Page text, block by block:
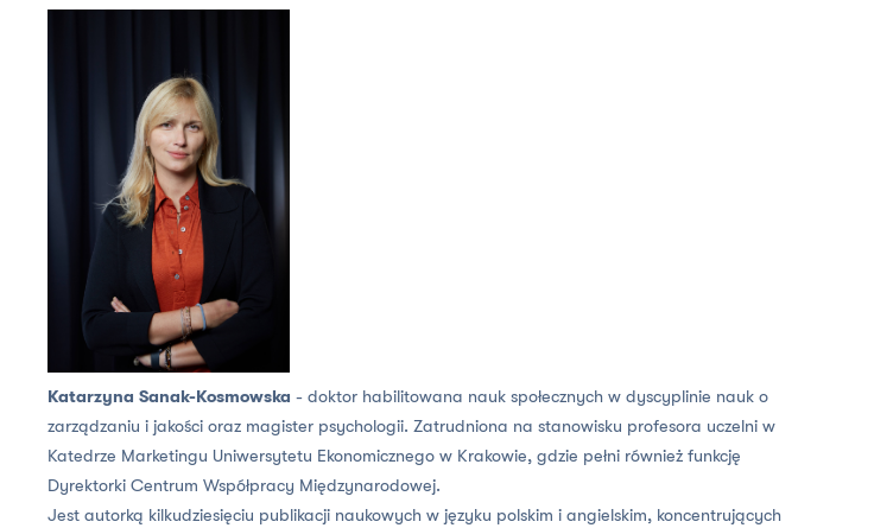
Katarzyna Sanak-Kosmowska - doktor habilitowana nauk społecznych w dyscyplinie nauk o
zarządzaniu i jakości oraz magister psychologii. Zatrudniona na stanowisku profesora uczelni w
Katedrze Marketingu Uniwersytetu Ekonomicznego w Krakowie, gdzie pełni również funkcję
Dyrektorki Centrum Współpracy Międzynarodowej.
Jest autorką kilkudziesięciu publikacji naukowych w języku polskim i angielskim, koncentrujących